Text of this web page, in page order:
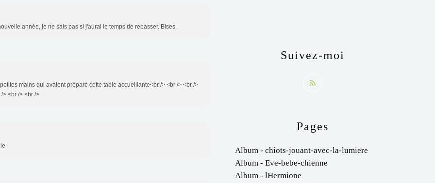
année, je ne sais pas si j'aurai le temps de repasser. Bises.
mains qui avaient préparé cette table accueillante<br /> <br /> <br />
> <br /> <br />
Pages
Album - chiots-jouant-avec-la-lumiere
Album - Eve-bebe-chienne
Album - lHermione
Suivez-moi